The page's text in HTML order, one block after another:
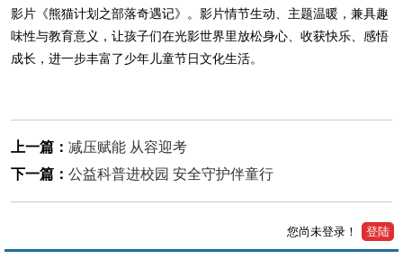
影片《熊猫计划之部落奇遇记》。影片情节生动、主题温暖，兼具趣
味性与教育意义，让孩子们在光影世界里放松身心、收获快乐、感悟
成长，进一步丰富了少年儿童节日文化生活。
上一篇： 减压赋能 从容迎考
下一篇： 公益科普进校园 安全守护伴童行
您尚未登录！ 登陆